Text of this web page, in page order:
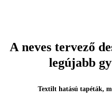
A neves tervező
legújabb
Textilt hatású tapéták,